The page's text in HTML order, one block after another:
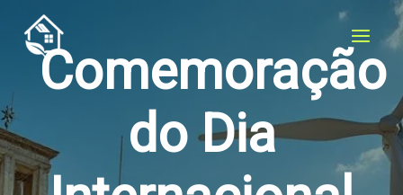
para
conteúdoComemoração
do Dia